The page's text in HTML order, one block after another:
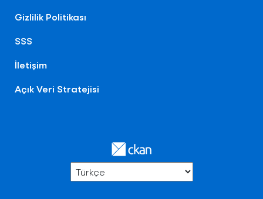
Gizlilik Politikası
SSS
İletişim
Açık Veri Stratejisi